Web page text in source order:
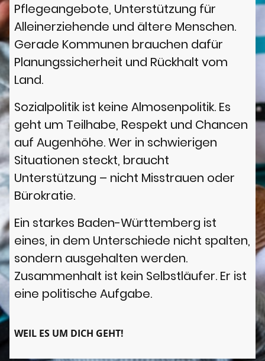
Pflegeangebote, Unterstützung für
Alleinerziehende und ältere Menschen.
Gerade Kommunen brauchen dafür
Planungssicherheit und Rückhalt vom
Land.
Sozialpolitik ist keine Almosenpolitik. Es
geht um Teilhabe, Respekt und Chancen
auf Augenhöhe. Wer in schwierigen
Situationen steckt, braucht
Unterstützung – nicht Misstrauen oder
Bürokratie.
Ein starkes Baden-Württemberg ist
eines, in dem Unterschiede nicht spalten,
sondern ausgehalten werden.
Zusammenhalt ist kein Selbstläufer. Er ist
eine politische Aufgabe.
WEIL ES UM DICH GEHT!